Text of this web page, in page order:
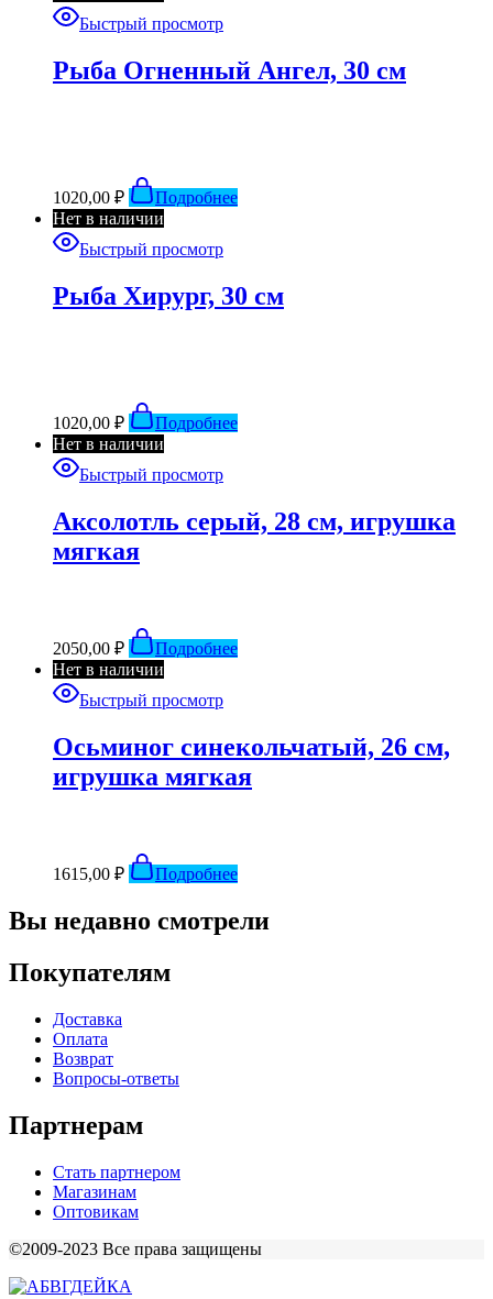
Быстрый просмотр
Рыба Огненный Ангел, 30 см
1020,00 ₽
Подробнее
Нет в наличии
Быстрый просмотр
Рыба Хирург, 30 см
1020,00 ₽
Подробнее
Нет в наличии
Быстрый просмотр
Аксолотль серый, 28 см, игрушка
мягкая
2050,00 ₽
Подробнее
Нет в наличии
Быстрый просмотр
Осьминог синекольчатый, 26 см,
игрушка мягкая
1615,00 ₽ Подробнее
Вы недавно смотрели
Покупателям
Доставка
Оплата
Возврат
Вопросы-ответы
Партнерам
Стать партнером
Магазинам
Оптовикам
©2009-2023 Все права защищены